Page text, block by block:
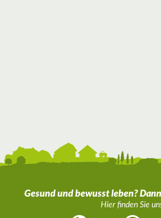
Gesund und bewusst leben?
Hier finden Sie